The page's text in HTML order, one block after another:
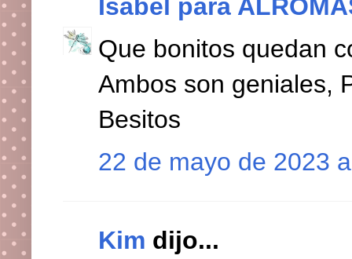
Isabel para
Que bonitos quedan
Ambos son geniales,
Besitos
22 de mayo de 2023
Kim dijo...